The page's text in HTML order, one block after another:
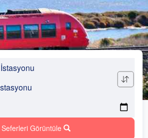
Seferleri Görüntüle